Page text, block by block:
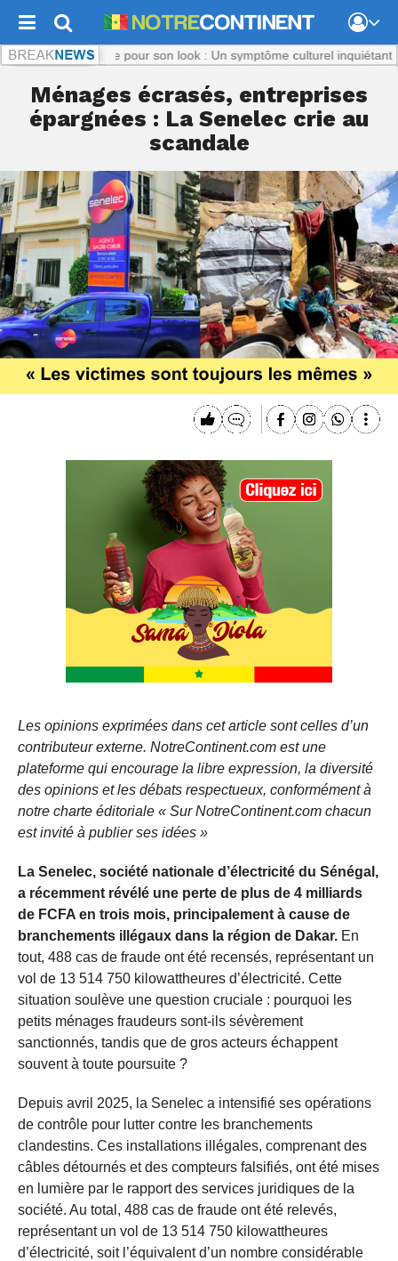
: Titi, ciblée pour son look : Un symptôme culturel inquiétant
Ménages écrasés, entreprises
épargnées : La Senelec crie au
scandale
Les opinions exprimées dans cet article sont celles d’un
contributeur externe. NotreContinent.com est une
plateforme qui encourage la libre expression, la diversité
des opinions et les débats respectueux, conformément à
notre charte éditoriale « Sur NotreContinent.com chacun
est invité à publier ses idées »
La Senelec, société nationale d’électricité du Sénégal,
a récemment révélé une perte de plus de 4 milliards
de FCFA en trois mois, principalement à cause de
branchements illégaux dans la région de Dakar. En
tout, 488 cas de fraude ont été recensés, représentant un
vol de 13 514 750 kilowattheures d’électricité. Cette
situation soulève une question cruciale : pourquoi les
petits ménages fraudeurs sont-ils sévèrement
sanctionnés, tandis que de gros acteurs échappent
souvent à toute poursuite ?
Depuis avril 2025, la Senelec a intensifié ses opérations
de contrôle pour lutter contre les branchements
clandestins. Ces installations illégales, comprenant des
câbles détournés et des compteurs falsifiés, ont été mises
en lumière par le rapport des services juridiques de la
société. Au total, 488 cas de fraude ont été relevés,
représentant un vol de 13 514 750 kilowattheures
d’électricité, soit l’équivalent d’un nombre considérable